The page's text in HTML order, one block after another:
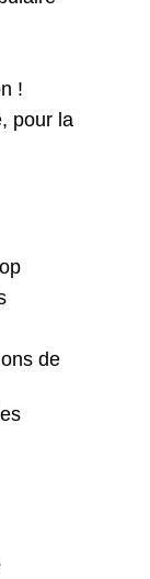
!
pour la
de